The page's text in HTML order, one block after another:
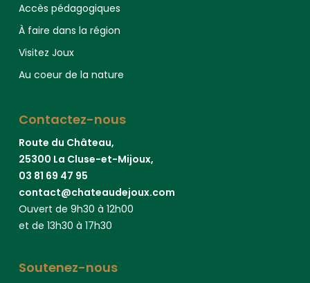
Accès pédagogiques
À faire dans la région
Visitez Joux
Au coeur de la nature
Contactez-nous
Route du Château,
25300 La Cluse-et-Mijoux,
03 81 69 47 95
contact@chateaudejoux.com
Ouvert de 9h30 à 12h00
et de 13h30 à 17h30
Soutenez-nous